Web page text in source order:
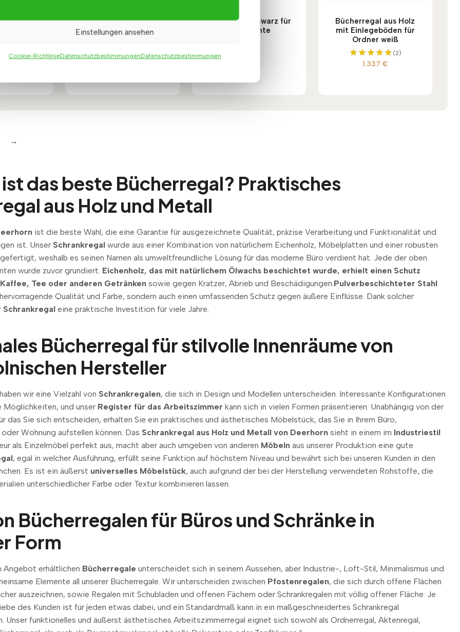
Einstellungen ansehen
Cookie-RichtlinieDatenschutzbestimmungenDatenschutzbestimmungen
Büro
Weißer halboffener
Aktenschrank mit
5.00
(4)
Hochregal schwarz für
Dokumente
Bücherregal aus Holz
mit Einlegeböden für
Ordner weiß
Bewertet
(2)
1.337 €
→
das beste Bücherregal? Praktisches
aus Holz und Metall
ist die beste Wahl, die eine Garantie für ausgezeichnete Qualität, präzise Verarbeitung und Funktionalität und
ist. Unser Schrankregal wurde aus einer Kombination von natürlichem Eichenholz, Möbelplatten und einer robusten
gefertigt, weshalb es seinen Namen als umweltfreundliche Lösung für das moderne Büro verdient hat. Jede der oben
wurde zuvor grundiert. Eichenholz, das mit natürlichem Ölwachs beschichtet wurde, erhielt einen Schutz
Tee oder anderen Getränken sowie gegen Kratzer, Abrieb und Beschädigungen. Pulverbeschichteter Stahl
Qualität und Farbe, sondern auch einen umfassenden Schutz gegen äußere Einflüsse. Dank solcher
Schrankregal eine praktische Investition für viele Jahre.
Bücherregal für stilvolle Innenräume von
Hersteller
wir eine Vielzahl von Schrankregalen, die sich in Design und Modellen unterscheiden. Interessante Konfigurationen
und unser Register für das Arbeitszimmer kann sich in vielen Formen präsentieren. Unabhängig von der
das Sie sich entscheiden, erhalten Sie ein praktisches und ästhetisches Möbelstück, das Sie in Ihrem Büro,
Wohnung aufstellen können. Das Schrankregal aus Holz und Metall von Deerhorn sieht in einem im Industriestil
als Einzelmöbel perfekt aus, macht aber auch umgeben von anderen Möbeln aus unserer Produktion eine gute
, egal in welcher Ausführung, erfüllt seine Funktion auf höchstem Niveau und bewährt sich bei unseren Kunden in den
Es ist ein äußerst universelles Möbelstück, auch aufgrund der bei der Herstellung verwendeten Rohstoffe, die
unterschiedlicher Farbe oder Textur kombinieren lassen.
Bücherregalen für Büros und Schränke in
Form
Angebot erhältlichen Bücherregale unterscheidet sich in seinem Aussehen, aber Industrie-, Loft-Stil, Minimalismus und
Elemente all unserer Bücherregale. Wir unterscheiden zwischen Pfostenregalen, die sich durch offene Flächen
auszeichnen, sowie Regalen mit Schubladen und offenen Fächern oder Schrankregalen mit völlig offener Fläche. Je
des Kunden ist für jeden etwas dabei, und ein Standardmaß kann in ein maßgeschneidertes Schrankregal
Unser funktionelles und äußerst ästhetisches Arbeitszimmerregal eignet sich sowohl als Ordnerregal, Aktenregal,